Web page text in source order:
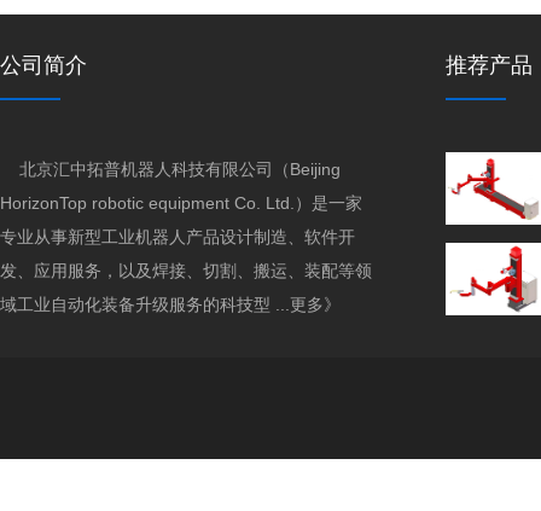
公司简介 推荐产品
北京汇中拓普机器人科技有限公司（Beijing
HorizonTop robotic equipment Co. Ltd.）是一家
专业从事新型工业机器人产品设计制造、软件开
发、应用服务，以及焊接、切割、搬运、装配等领
域工业自动化装备升级服务的科技型 ... 更多》